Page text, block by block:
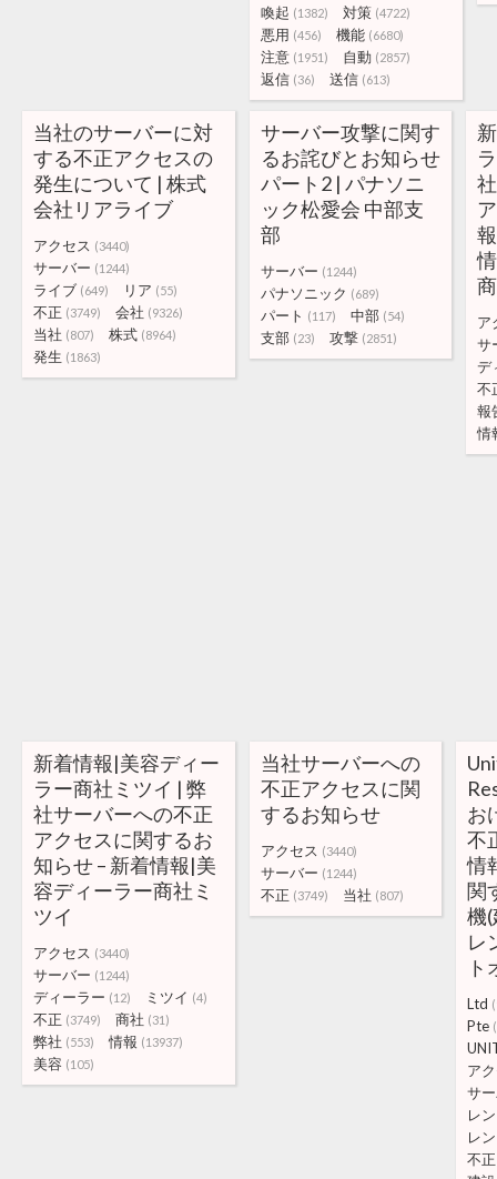
喚起 (1382) 対策 (4722)
悪用 (456) 機能 (6680)
注意 (1951) 自動 (2857)
返信 (36) 送信 (613)
当社のサーバーに対
する不正アクセスの
発生について | 株式
会社リアライブ
アクセス (3440)
サーバー (1244)
ライブ (649) リア (55)
不正 (3749) 会社 (9326)
当社 (807) 株式 (8964)
発生 (1863)
サーバー攻撃に関す
るお詫びとお知らせ
パート2 | パナソニ
ック松愛会 中部支
部
サーバー (1244)
パナソニック (689)
パート (117) 中部 (54)
支部 (23) 攻撃 (2851)
ア
サ
デ
不
報
情
新着情報|美容ディー
ラー商社ミツイ | 弊
社サーバーへの不正
アクセスに関するお
知らせ – 新着情報|美
容ディーラー商社ミ
ツイ
アクセス (3440)
サーバー (1244)
ディーラー (12) ミツイ (4)
不正 (3749) 商社 (31)
弊社 (553) 情報 (13937)
美容 (105)
当社サーバーへの
不正アクセスに関
するお知らせ
アクセス (3440)
サーバー (1244)
不正 (3749) 当社 (807)
お
不
情
関
機
レ
ト
Ltd
Pte
ア
サ
レ
レ
不正